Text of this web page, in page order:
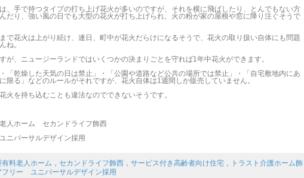
、手で持つタイプの打ち上げ花火が多いのですが、それを横に飛ばしたり、とんでもない方
だり、強い風の日でも大型の花火が打ち上げられ、火の粉が家の屋根や窓に降り注ぐそうで
で花火は上がり続け、連日、町中が花火だらけになるそうで、花火の取り扱い自体にも問題
ね。
が、ニュージーランドではいくつかの決まりごとを守れば1年中花火ができます。
「乾燥した天気の日は禁止」・「公園や道路など公共の場所では禁止」・「自宅敷地内にあ
限る」などのルールがそれですが、花火自体は1週間しか販売していません。
火を持ち込むことも違法なのでできないそうです。
人ホーム セカンドライフ飾西
ニバーサルデザイン採用
料老人ホーム，セカンドライフ飾西，サービス付き高齢者向け住宅，トラスト介護ホーム飾
フリー ユニバーサルデザイン採用